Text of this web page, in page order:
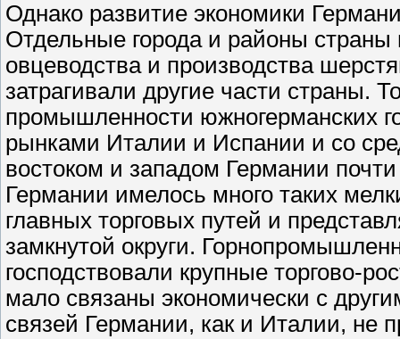
Однако развитие экономики
Отдельные города и районы
овцеводства и производства
затрагивали другие части страны.
промышленности южногерманских
рынками Италии и Испании и со
востоком и западом Германии
Германии имелось много таких
главных торговых путей и
замкнутой округи.
господствовали крупные торгово-
мало связаны экономически с
связей Германии, как и Италии, не